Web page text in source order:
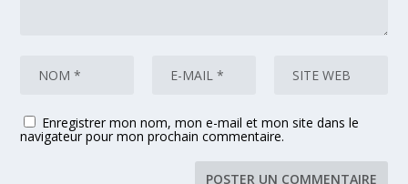
Enregistrer mon nom, mon e-mail et mon site dans le
navigateur pour mon prochain commentaire.